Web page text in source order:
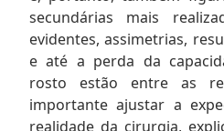
secundárias mais
evidentes, assimetrias,
e até a perda da
rosto estão entre as
importante ajustar a
realidade da cirurgia,